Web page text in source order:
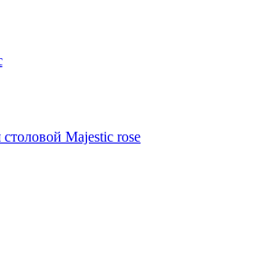
Majestic rose